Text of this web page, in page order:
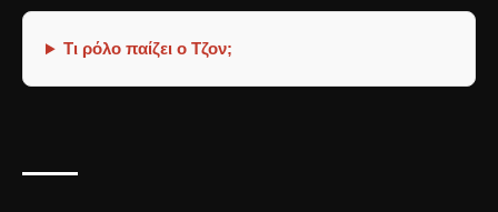
Τι ρόλο παίζει ο Τζον;